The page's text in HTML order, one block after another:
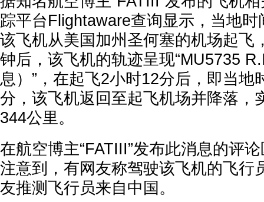
踪平台Flightaware查询显示，当地
该飞机从美国加州圣何塞的机场起飞
钟后，该飞机的轨迹呈现“MU5735
息）”，在起飞2小时12分后，即当地
分，该飞机返回至起飞机场并降落，
344公里。
在航空博主“FATIII”发布此消息的评
注意到，有网友称驾驶该飞机的飞行
友推测飞行员来自中国。